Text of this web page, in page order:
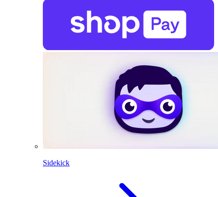
Sidekick